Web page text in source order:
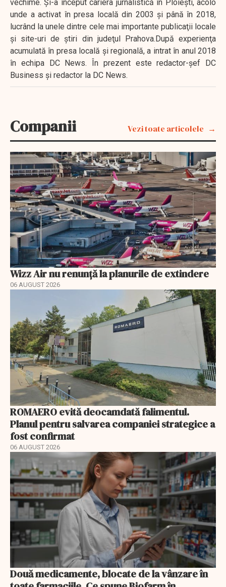
vechime. Şi-a început cariera jurnalistică în Ploieşti, acolo
unde a activat în presa locală din 2003 şi până în 2018,
lucrând la unele dintre cele mai importante publicaţii locale
şi site-uri de ştiri din judeţul Prahova.După experienţa
acumulată în presa locală şi regională, a intrat în anul 2018
în echipa DC News. În prezent este redactor-şef DC
Business şi redactor la DC News.
Companii Vezi toate articolele
Wizz Air nu renunță la planurile de extindere
06 AUGUST 2026
ROMAERO evită deocamdată falimentul.
Planul pentru salvarea companiei strategice a
fost confirmat
06 AUGUST 2026
Două medicamente, blocate de la vânzare în